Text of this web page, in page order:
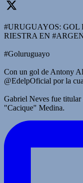
#URUGUAYOS: GOL
RIESTRA EN
#Goluruguayo
Con un gol de Antony
@EdelpOficial por la
Gabriel Neves fue
"Cacique" Medina.